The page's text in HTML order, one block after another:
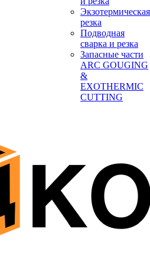
Экзотермическая
резка
Подводная
сварка и резка
Запасные части
ARC GOUGING
&
EXOTHERMIC
CUTTING